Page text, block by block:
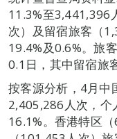
11.3%至3,441,396
次）及留宿旅客（
19.4%及0.6%。旅
0.1日，其中留宿旅
按客源分析，4月中
2,405,286人次，个
16.1%。香港特区